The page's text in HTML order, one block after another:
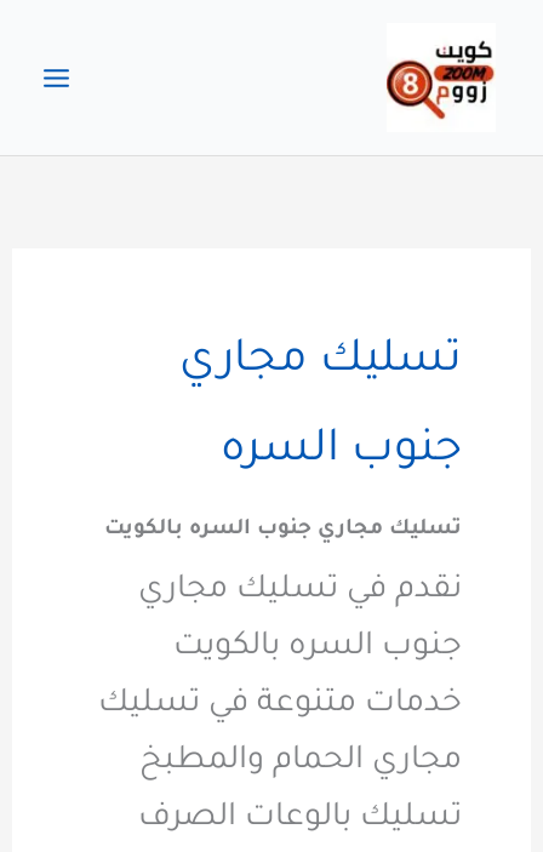
المحتوى
تسليك مجاري
جنوب السره
تسليك مجاري جنوب السره بالكويت
نقدم في تسليك مجاري
جنوب السره بالكويت
خدمات متنوعة في تسليك
مجاري الحمام والمطبخ
تسليك بالوعات الصرف